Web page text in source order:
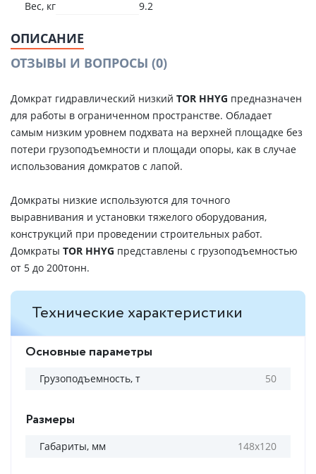
Вес, кг
9.2
ОПИСАНИЕ
ОТЗЫВЫ И ВОПРОСЫ (0)
Домкрат гидравлический низкий TOR HHYG предназначен
для работы в ограниченном пространстве. Обладает
самым низким уровнем подхвата на верхней площадке без
потери грузоподъемности и площади опоры, как в случае
использования домкратов с лапой.
Домкраты низкие используются для точного
выравнивания и установки тяжелого оборудования,
конструкций при проведении строительных работ.
Домкраты TOR HHYG представлены с грузоподъемностью
от 5 до 200тонн.
Технические характеристики
Основные параметры
Грузоподъемность, т 50
Размеры
Габариты, мм 148x120